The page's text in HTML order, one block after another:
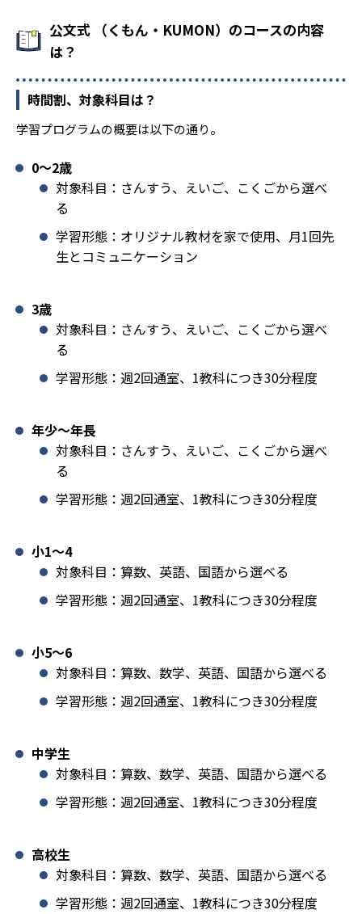
公文式 （くもん・KUMON）のコースの内容
は？
時間割、対象科目は？
学習プログラムの概要は以下の通り。
0〜2歳
対象科目：さんすう、えいご、こくごから選べ
る
学習形態：オリジナル教材を家で使用、月1回先
生とコミュニケーション
3歳
対象科目：さんすう、えいご、こくごから選べ
る
学習形態：週2回通室、1教科につき30分程度
年少〜年長
対象科目：さんすう、えいご、こくごから選べ
る
学習形態：週2回通室、1教科につき30分程度
小1️〜4
対象科目：算数、英語、国語から選べる
学習形態：週2回通室、1教科につき30分程度
小5〜6
対象科目：算数、数学、英語、国語から選べる
学習形態：週2回通室、1教科につき30分程度
中学生
対象科目：算数、数学、英語、国語から選べる
学習形態：週2回通室、1教科につき30分程度
高校生
対象科目：算数、数学、英語、国語から選べる
学習形態：週2回通室、1教科につき30分程度